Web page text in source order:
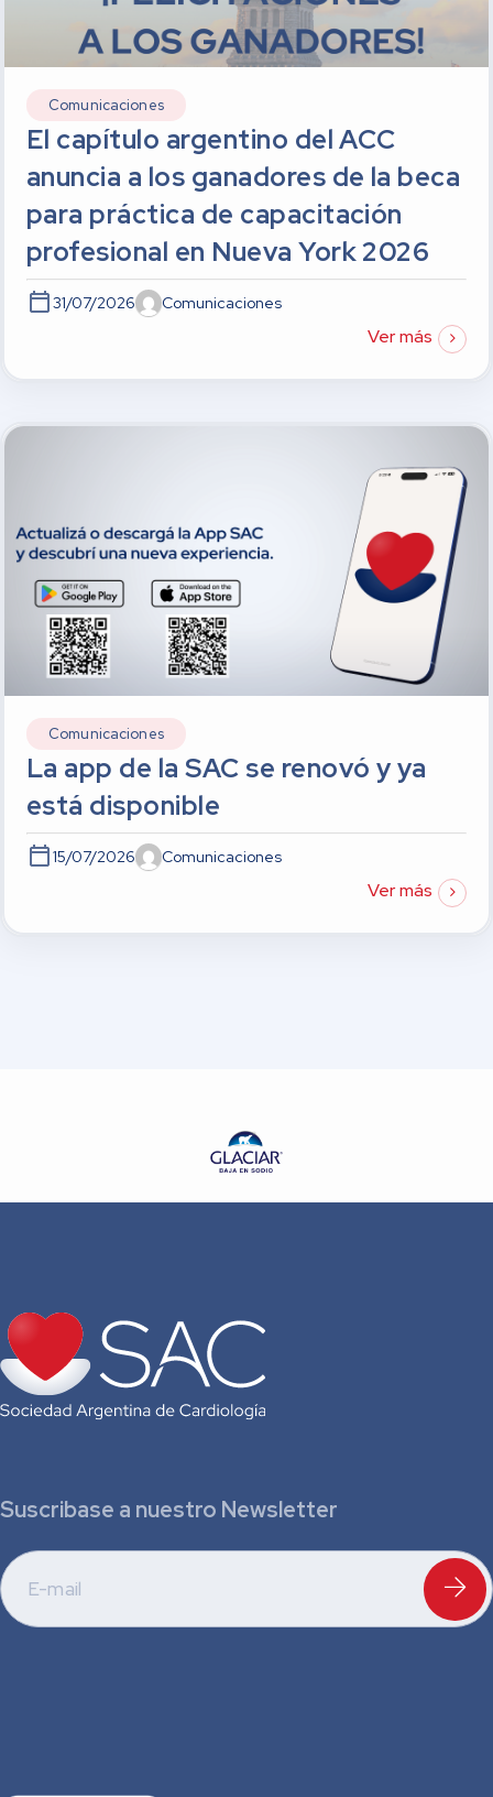
Comunicaciones
El capítulo argentino del ACC
anuncia a los ganadores de la beca
para práctica de capacitación
profesional en Nueva York 2026
31/07/2026 Comunicaciones
Ver más
Comunicaciones
La app de la SAC se renovó y ya
está disponible
15/07/2026 Comunicaciones
Ver más
Suscribase a nuestro Newsletter